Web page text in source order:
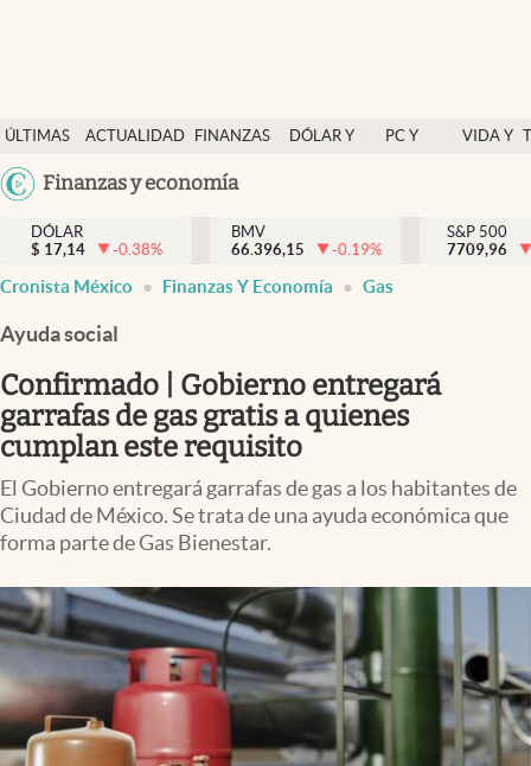
ÚLTIMAS
NOTICIAS
ACTUALIDAD
FINANZAS
DÓLAR Y
PC Y
VIDA Y
México
Finanzas y economía
Actualidad
Finanzas y economía
Dólar y mercados
Pc y celular
Vida y estilo
Tv
Clima
Espiritualidad
Mediakit
abre en nueva pestaña
México
DÓLAR
$ 17,14 -0.38%
BMV
66.396,15
-0.19%
S&P 500
7709,96
Cronista México Finanzas Y Economía Gas
Ayuda social
Confirmado | Gobierno entregará
garrafas de gas gratis a quienes
cumplan este requisito
El Gobierno entregará garrafas de gas a los habitantes de
Ciudad de México. Se trata de una ayuda económica que
forma parte de Gas Bienestar.